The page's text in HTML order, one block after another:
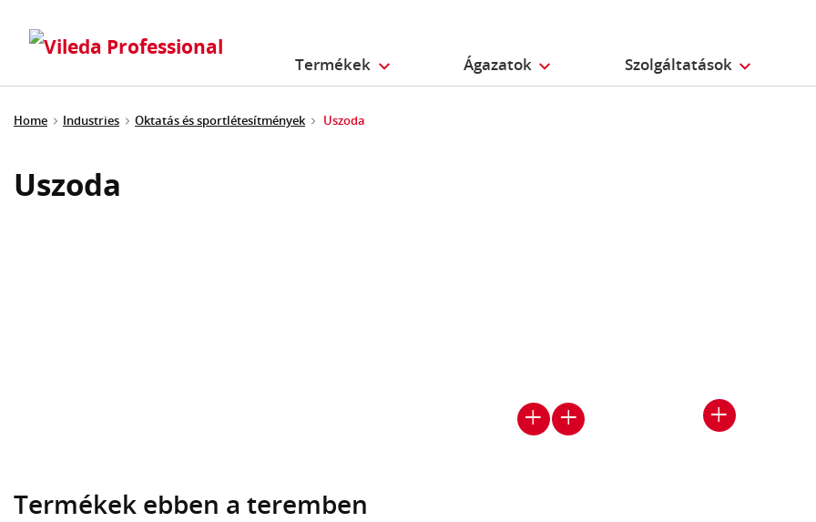
Termékek Ágazatok Szolgáltatások
Home Industries Oktatás és sportlétesítmények Uszoda
Uszoda
Termékek ebben a teremben